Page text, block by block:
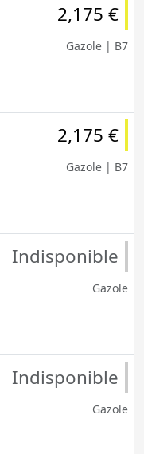
2,175 €
Gazole | B7
2,175 €
Gazole | B7
Indisponible
Gazole
Indisponible
Gazole